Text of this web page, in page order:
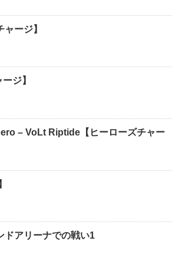
ージ】
ジ】
– VoLt Riptide【ヒーローズチャー
ドアリーナでの戦い1